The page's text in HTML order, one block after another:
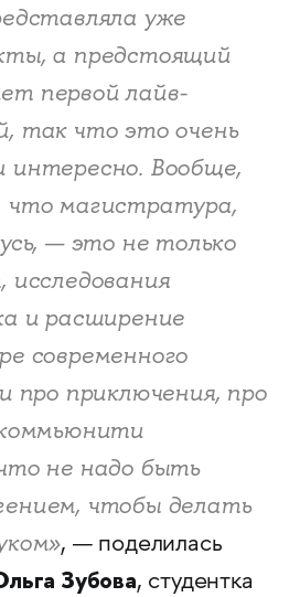
уже
а предстоящий
первой лайв-
так что это очень
интересно. Вообще,
что магистратура,
— это не только
исследования
и расширение
современного
про приключения, про
не надо быть
чтобы делать
, — поделилась
Зубова, студентка